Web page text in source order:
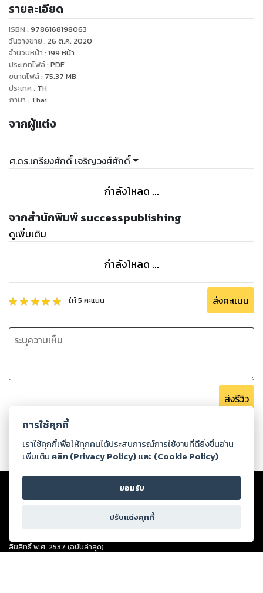
รายละเอียด
ISBN : 9786168198063
วันวางขาย : 26 ต.ค. 2020
จำนวนหน้า : 199 หน้า
ประเภทไฟล์: PDF
ขนาดไฟล์: 75.37 MB
ประเทศ: TH
ภาษา : Thai
จากผู้แต่ง
ศ.ดร.เกรียงศักดิ์ เจริญวงศ์ศักดิ์
กำลังโหลด ...
จากสำนักพิมพ์ successpublishing
ดูเพิ่มเติม
กำลังโหลด ...
ให้5 คะแนน ส่งคะแนน
ส่งรีวิว
Copyright ©2026Storylog Co., Ltd. - สตอรี่ล็อกขอสงวนสิทธิ์ไม่รับผิดชอบ
ต่อผลงานหรือเนื้อหาใดที่อัปโหลดผ่านเว็บไซต์และปรากฏว่าละเมิดสิทธิใน
ทรัพย์สินทางปัญญาของบุคคลอื่นหรือขัดต่อกฎหมายและศีลธรรม ดังนั้น ผู้อ่าน
ทุกท่านโปรดใช้วิจารณญาณในการกลั่นกรองด้วยตนเอง และหากท่านพบว่าส่วน
หนึ่งส่วนใดขัดต่อกฎหมายและศีลธรรม กรุณาแจ้งมายังบริษัท เพื่อทีมงานจะได้
ดำเนินการในทันที ทั้งนี้ ทางสตอรี่ล็อกขอสงวนลิขสิทธิ์ตามพระราชบัญญัติ
ลิขสิทธิ์ พ.ศ. 2537 (ฉบับล่าสุด)
การใช้คุกกี้
เราใช้คุกกี้เพื่อให้ทุกคนได้ประสบการณ์การใช้งานที่ดียิ่งขึ้นอ่าน
เพิ่มเติม คลิก (Privacy Policy) และ (Cookie Policy)
ยอมรับ
ปรับแต่งคุกกี้